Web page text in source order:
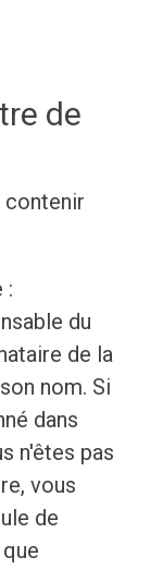
de
:
du
de la
nom. Si
dans
n'êtes pas
vous
de